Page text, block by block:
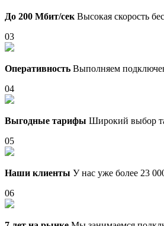
До 200 Мбит/сек Высокая скорость
03
Оперативность Выполняем
04
Выгодные тарифы Широкий выбор
05
Наши клиенты У нас уже более 23
06